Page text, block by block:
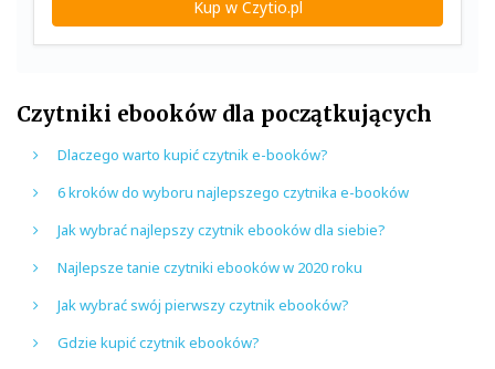
Kup w Czytio.pl
Czytniki ebooków dla początkujących
Dlaczego warto kupić czytnik e-booków?
6 kroków do wyboru najlepszego czytnika e-booków
Jak wybrać najlepszy czytnik ebooków dla siebie?
Najlepsze tanie czytniki ebooków w 2020 roku
Jak wybrać swój pierwszy czytnik ebooków?
Gdzie kupić czytnik ebooków?